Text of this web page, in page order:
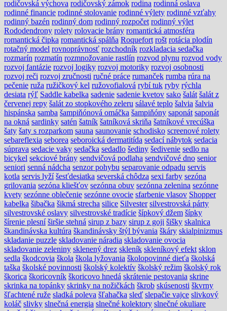
rodičovská výchova rodičovský zámok rodina rodinná oslava
rodinné financie rodinné stolovanie rodinné výlety rodinné vzťahy
rodinný bazén rodinný dom rodinný rozpočet rodinný výlet
Rododendrony rolety rolovacie brány romantická atmosféra
romantická čipka romantická spálňa Roquefort rošt rotácia plodín
rotačný model rovnoprávnosť rozchodník rozkladacia sedačka
rozmarín rozmatín rozmnožovanie rastlín rozvod plynu rozvod vody
rozvoj fantázie rozvoj logiky rozvoj motoriky rozvoj osobnosti
rozvoj reči rozvoj zručnosti ručné práce rumanček rumba rúra na
pečenie ruža ružičkový kel ružovofialová rybí tuk ryby rýchla
desiata rýľ Saddle kabelka sadenie sadenie kvetov sako šalát šalát z
červenej repy šalát zo stopkového zeleru sálavé teplo šalvia šalvia
hispánska samba šampiňónová omáčka šampiňóny saponát saponát
na okná sardinky satén šatník šatníková skriňa šatníkové vrecúška
šaty šaty s rozparkom sauna saunovanie schodisko screenové rolety
sebareflexia seborea seboroická dermatitída sedací nábytok sedacia
súprava sedacie vaky sedačka sedadlo šediny šedivenie sedlo na
bicykel sekciové brány sendvičová podlaha sendvičové dno senior
seniori senná nádcha senzor pohybu separovanie odpadu servis
kotla servis lyží šesťdesiatka severská chôdza sexi farby sezóna
grilovania sezóna kliešťov sezónna obuv sezónna zelenina sezónne
kvety sezónne oblečenie sezónne ovocie sfarbenie vlasov Shopper
kabelka šibačka šikmá strecha silice Silvester silvestrovská párty
silvestrovské oslavy silvestrovské tradície šípkový džem šípky
šírenie plesní širšie stehná sirup z bazy sirup z goji šišky skalnica
škandinávska kultúra škandinávsky štýl bývania škáry skialpinizmus
skladanie puzzle skladovanie náradia skladovanie ovocia
skladovanie zeleniny sklenený drez skleník skleníkový efekt sklon
sedla škodcovia škola škola lyžovania školopovinné dieťa školská
taška školské povinnosti školský kolektív školský režim školský rok
škorica škoricovník škoricovo hnedá skrátenie pestovania skrine
skrinka na topánky skrinky na nožičkách škrob skúsenosti škvrny
šľachtené ruže sladká poleva šľahačka sleď slepačie vajce slivkový
koláč slivky slnečná energia slnečné kolektory slnečné okuliare